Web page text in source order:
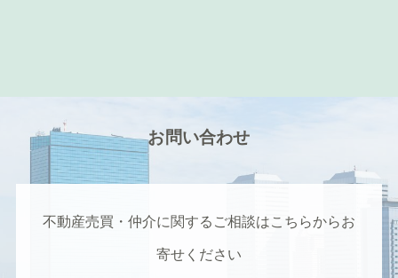
お問い合わせ
不動産売買・仲介に関するご相談はこちらからお
寄せください